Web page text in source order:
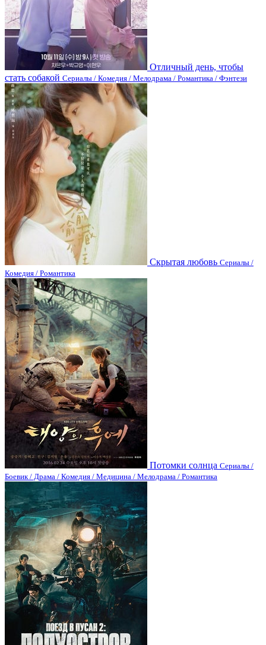
Отличный день, чтобы
стать собакой Сериалы / Комедия / Мелодрама / Романтика / Фэнтези
Скрытая любовь Сериалы /
Комедия / Романтика
Потомки солнца Сериалы /
Боевик / Драма / Комедия / Медицина / Мелодрама / Романтика